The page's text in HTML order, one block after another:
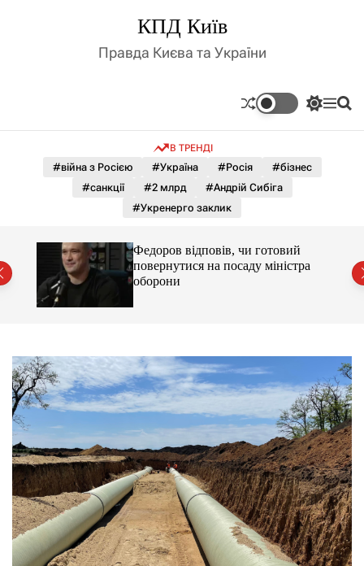
д
у
КПД Київ
Правда Києва та України
П
м
о
л
ь
г
р
ж
и
м
у
М П
В ТРЕНДІ
#війна з Росією #Україна #Росія
#бізнес
#санкції
#2 млрд
#Андрій Сибіга
#Укренерго заклик
Федоров відповів, чи готовий
повернутися на посаду міністра
оборони